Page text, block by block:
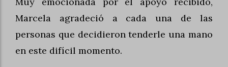
Marcela agradeció a cada una de las
personas que decidieron tenderle una mano
en este difícil momento.